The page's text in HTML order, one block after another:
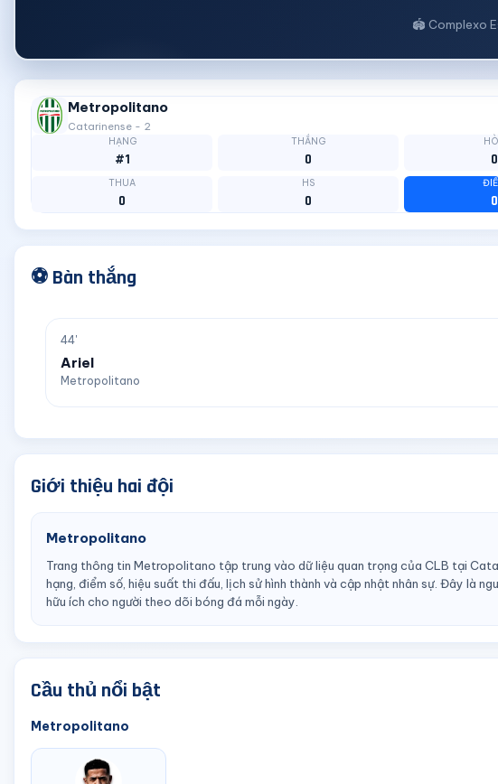
🏟 Complexo
Metropolitano
Catarinense - 2
HẠNG
#1
THẮNG
0 0
THUA
0
HS
0 0
⚽ Bàn thắng
44'
Ariel
Metropolitano
Giới thiệu hai đội
Metropolitano
Trang thông tin Metropolitano tập trung vào dữ liệu quan trọng của CLB tại
hạng, điểm số, hiệu suất thi đấu, lịch sử hình thành và cập nhật nhân sự. Đây là
hữu ích cho người theo dõi bóng đá mỗi ngày.
Cầu thủ nổi bật
Metropolitano